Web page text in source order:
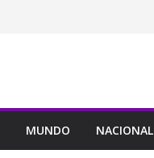
MUNDO NACIONAL